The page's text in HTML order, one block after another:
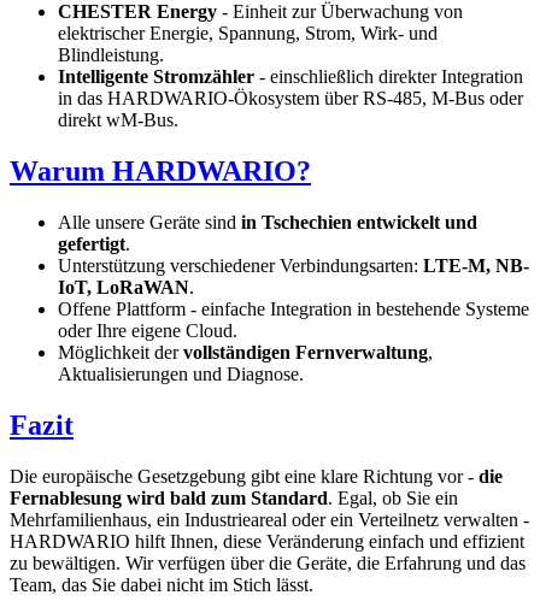
CHESTER Energy - Einheit zur Überwachung von
elektrischer Energie, Spannung, Strom, Wirk- und
Blindleistung.
Intelligente Stromzähler - einschließlich direkter Integration
in das HARDWARIO-Ökosystem über RS-485, M-Bus oder
direkt wM-Bus.
Warum HARDWARIO?
Alle unsere Geräte sind in Tschechien entwickelt und
gefertigt.
Unterstützung verschiedener Verbindungsarten: LTE-M, NB-
IoT, LoRaWAN.
Offene Plattform - einfache Integration in bestehende Systeme
oder Ihre eigene Cloud.
Möglichkeit dervollständigen Fernverwaltung,
Aktualisierungen und Diagnose.
Fazit
Die europäische Gesetzgebung gibt eine klare Richtung vor - die
Fernablesung wird bald zum Standard. Egal, ob Sie ein
Mehrfamilienhaus, ein Industrieareal oder ein Verteilnetz verwalten -
HARDWARIO hilft Ihnen, diese Veränderung einfach und effizient
zu bewältigen. Wir verfügen über die Geräte, die Erfahrung und das
Team, das Sie dabei nicht im Stich lässt.